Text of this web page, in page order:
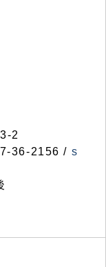
2
36-2156 / s